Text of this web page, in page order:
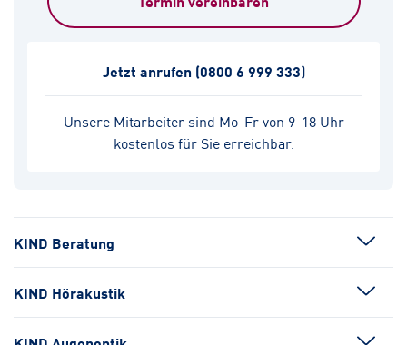
Unsere Mitarbeiter sind Mo-Fr von 9-18 Uhr
kostenlos für Sie erreichbar.
Jetzt anrufen (0800 6 999 333)
KIND Beratung
KIND Hörakustik